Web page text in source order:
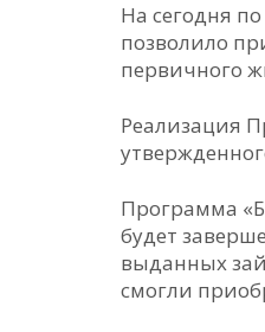
На сегодня
позволило
первичного
Реализация
Программа
будет
выданных
смогли